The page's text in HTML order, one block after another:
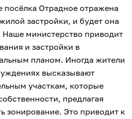
посёлка Отрадное отражена
застройки, и будет она
министерство приводит
и застройки в
планом. Иногда жители
высказывают
участкам, которые
предлагая
зонирование. Это приводит к